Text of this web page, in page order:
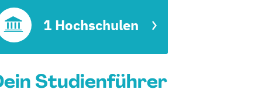
1 Hochschulen
Studienführer